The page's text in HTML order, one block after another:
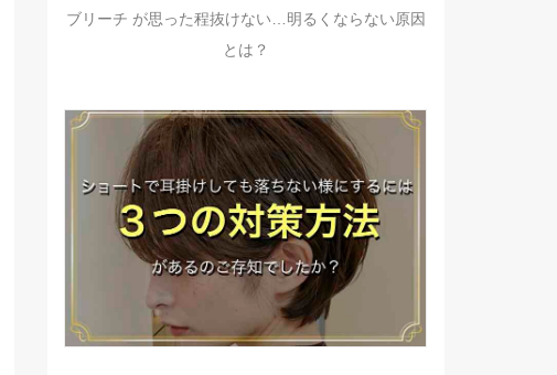
ブリーチ が思った程抜けない…明るくならない原因
とは？